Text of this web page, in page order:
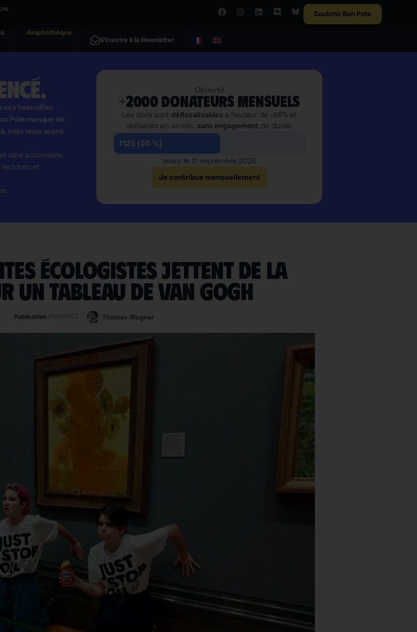
Soutenir Bon Pote
Graphothèque
S'inscrire à la Newsletter
va s'intensifier.
Pote manque de
mais nous avons
sans actionnaire,
lectrices et
+2000 donateurs mensuels
Les dons sont défiscalisables à hauteur de -66% et
résiliables en un clic, sans engagement de durée.
1 125 (56 %)
avant le 21 septembre 2026
Je contribue mensuellement
écologistes jettent de la
un tableau de Van Gogh
Publication :14/10/2022 Thomas Wagner